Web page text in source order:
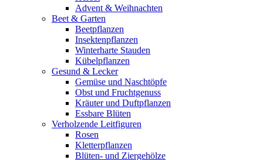
Advent & Weihnachten
Beet & Garten
Beetpflanzen
Insektenpflanzen
Winterharte Stauden
Kübelpflanzen
Gesund & Lecker
Gemüse und Naschtöpfe
Obst und Fruchtgenuss
Kräuter und Duftpflanzen
Essbare Blüten
Verholzende Leitfiguren
Rosen
Kletterpflanzen
Blüten- und Ziergehölze